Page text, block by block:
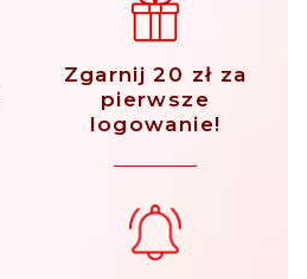
Zgarnij 20 zł za
pierwsze
logowanie!